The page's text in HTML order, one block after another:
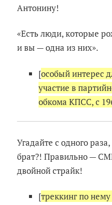
Антонину!
«Есть люди, которые
и вы — одна из них».
[особый интерес
участие в
обкома КПСС, с
Угадайте с одного
брат?! Правильно —
двойной страйк!
[треккинг по